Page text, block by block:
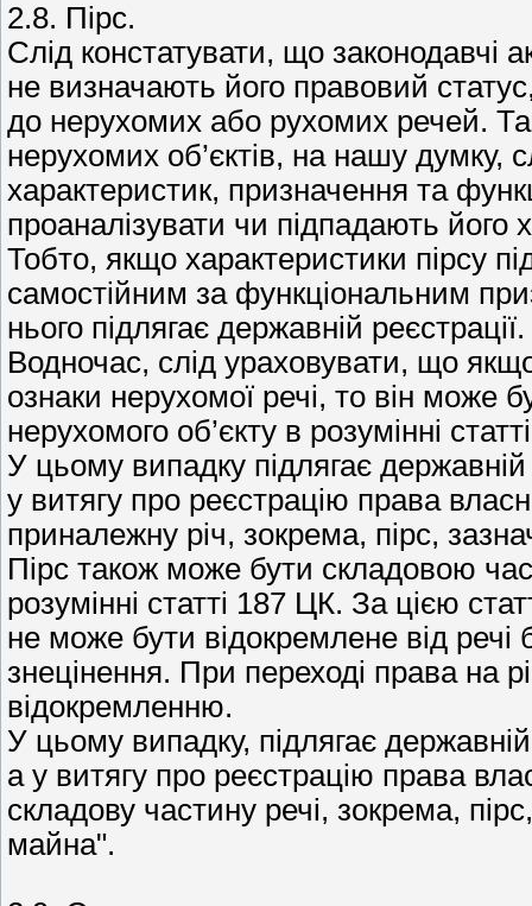
2.8. Пірс.
Слід констатувати, що законодавчі
не визначають його правовий
до нерухомих або рухомих речей.
нерухомих об’єктів, на нашу думку,
характеристик, призначення та
проаналізувати чи підпадають його
Тобто, якщо характеристики пірсу
самостійним за функціональним
нього підлягає державній реєстрації.
Водночас, слід ураховувати, що
ознаки нерухомої речі, то він може
нерухомого об’єкту в розумінні
У цьому випадку підлягає державній
у витягу про реєстрацію права
приналежну річ, зокрема, пірс,
Пірс також може бути складовою
розумінні статті 187 ЦК. За цією
не може бути відокремлене від речі
знецінення. При переході права на
відокремленню.
У цьому випадку, підлягає
а у витягу про реєстрацію права
складову частину речі, зокрема,
майна".